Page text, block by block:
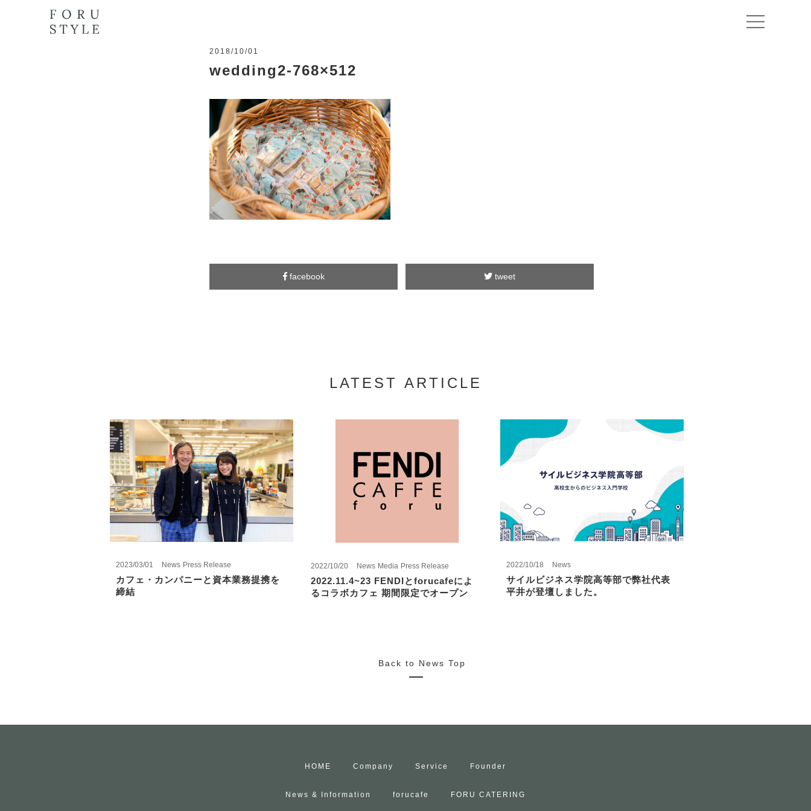
2018/10/01
wedding2-768×512
facebook tweet
LATEST ARTICLE
2023/03/01 News Press Release
カフェ・カンパニーと資本業務提携を
締結
2022/10/20 News Media Press Release
2022.11.4~23 FENDIとforucafeによ
るコラボカフェ 期間限定でオープン
2022/10/18 News
サイルビジネス学院高等部で弊社代表
平井が登壇しました。
Back to News Top
HOME Company Service Founder
News & Information forucafe FORU CATERING